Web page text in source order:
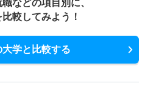
などの項目別に、
較してみよう！
大学と比較する